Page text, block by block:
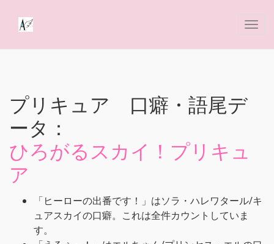
プリキュア 口癖・語尾デ
ータ：
ひろがるスカイ！プリキュ
ア
「ヒーローの出番です！」はソラ・ハレワタール/キ
ュアスカイの口癖。これは全件カウントしていま
す。